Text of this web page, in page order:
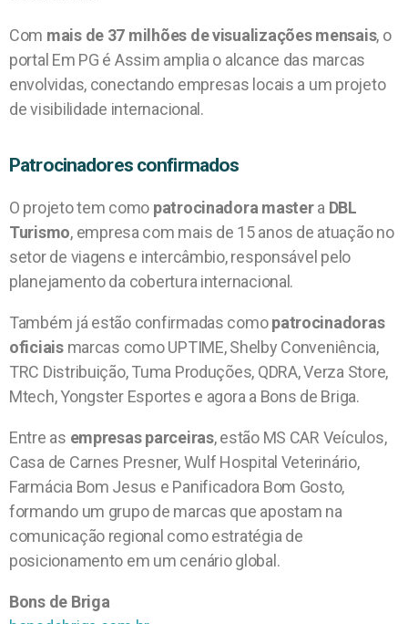
Com mais de 37 milhões de visualizações mensais, o
portal Em PG é Assim amplia o alcance das marcas
envolvidas, conectando empresas locais a um projeto
de visibilidade internacional.
Patrocinadores confirmados
O projeto tem como patrocinadora mastera DBL
Turismo, empresa com mais de 15 anos de atuação no
setor de viagens e intercâmbio, responsável pelo
planejamento da cobertura internacional.
Também já estão confirmadas comopatrocinadoras
oficiaismarcas como UPTIME, Shelby Conveniência,
TRC Distribuição, Tuma Produções, QDRA, Verza Store,
Mtech, Yongster Esportes e agora a Bons de Briga.
Entre as empresas parceiras, estão MS CAR Veículos,
Casa de Carnes Presner, Wulf Hospital Veterinário,
Farmácia Bom Jesus e Panificadora Bom Gosto,
formando um grupo de marcas que apostam na
comunicação regional como estratégia de
posicionamento em um cenário global.
Bons de Briga